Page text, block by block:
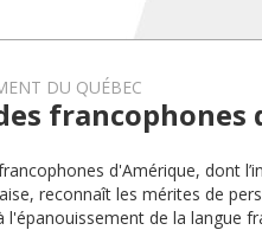
DU QUÉBEC
francophones
d'Amérique, dont
reconnaît les mérites de
l'épanouissement de la langue